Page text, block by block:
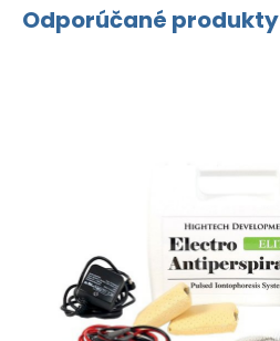
Odporúčané produkty